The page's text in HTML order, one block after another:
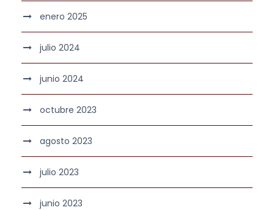
enero 2025
julio 2024
junio 2024
octubre 2023
agosto 2023
julio 2023
junio 2023